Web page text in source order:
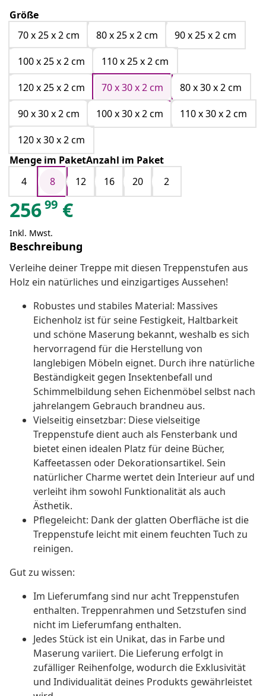
Größe
70 x 25 x 2 cm
80 x 25 x 2 cm
90 x 25 x 2 cm
100 x 25 x 2 cm
110 x 25 x 2 cm
120 x 25 x 2 cm
70 x 30 x 2 cm
80 x 30 x 2 cm
90 x 30 x 2 cm
100 x 30 x 2 cm
110 x 30 x 2 cm
120 x 30 x 2 cm
Menge im PaketAnzahl im Paket
4
8 12 16 20 2
25699 €
Inkl. Mwst.
Beschreibung
Verleihe deiner Treppe mit diesen Treppenstufen aus
Holz ein natürliches und einzigartiges Aussehen!
Robustes und stabiles Material: Massives
Eichenholz ist für seine Festigkeit, Haltbarkeit
und schöne Maserung bekannt, weshalb es sich
hervorragend für die Herstellung von
langlebigen Möbeln eignet. Durch ihre natürliche
Beständigkeit gegen Insektenbefall und
Schimmelbildung sehen Eichenmöbel selbst nach
jahrelangem Gebrauch brandneu aus.
Vielseitig einsetzbar: Diese vielseitige
Treppenstufe dient auch als Fensterbank und
bietet einen idealen Platz für deine Bücher,
Kaffeetassen oder Dekorationsartikel. Sein
natürlicher Charme wertet dein Interieur auf und
verleiht ihm sowohl Funktionalität als auch
Ästhetik.
Pflegeleicht: Dank der glatten Oberfläche ist die
Treppenstufe leicht mit einem feuchten Tuch zu
reinigen.
Gut zu wissen:
Im Lieferumfang sind nur acht Treppenstufen
enthalten. Treppenrahmen und Setzstufen sind
nicht im Lieferumfang enthalten.
Jedes Stück ist ein Unikat, das in Farbe und
Maserung variiert. Die Lieferung erfolgt in
zufälliger Reihenfolge, wodurch die Exklusivität
und Individualität deines Produkts gewährleistet